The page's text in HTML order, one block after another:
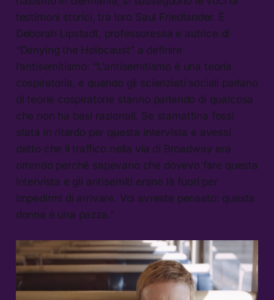
testimoni storici, tra loro Saul Friedlander. È
Deborah Lipstadt, professoressa e autrice di
“Denying the Holocaust” a definire
l’antisemitismo: “L’antisemitismo è una teoria
cospiratoria, e quando gli scienziati sociali parlano
di teorie cospiratorie stanno parlando di qualcosa
che non ha basi razionali. Se stamattina fossi
stata in ritardo per questa intervista e avessi
detto che il traffico nella via di Broadway era
orrendo perché sapevano che dovevo fare questa
intervista e gli antisemiti erano là fuori per
impedirmi di arrivare. Voi avreste pensato: questa
donna è una pazza.”